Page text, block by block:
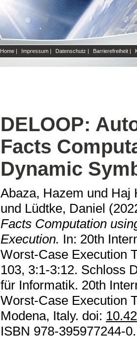
Home | Impressum | Datenschutz | Barrierefreiheit |
DELOOP:
Facts
Dynamic
Abaza, Hazem und Haj
und Lüdtke, Daniel
Facts Computation
Execution. In: 20th
Worst-Case Execution
103, 3:1-3:12. Schloss
für Informatik. 20th
Worst-Case Execution
Modena, Italy. doi:
ISBN 978-395977244-